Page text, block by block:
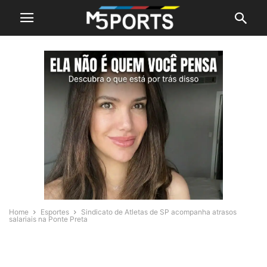
Home Esportes
Sindicato de Atletas de SP acompanha atrasos
salariais na Ponte Preta